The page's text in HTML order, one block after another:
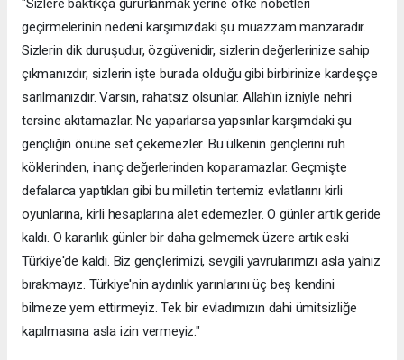
"Sizlere baktıkça gururlanmak yerine öfke nöbetleri
geçirmelerinin nedeni karşımızdaki şu muazzam manzaradır.
Sizlerin dik duruşudur, özgüvenidir, sizlerin değerlerinize sahip
çıkmanızdır, sizlerin işte burada olduğu gibi birbirinize kardeşçe
sarılmanızdır. Varsın, rahatsız olsunlar. Allah'ın izniyle nehri
tersine akıtamazlar. Ne yaparlarsa yapsınlar karşımdaki şu
gençliğin önüne set çekemezler. Bu ülkenin gençlerini ruh
köklerinden, inanç değerlerinden koparamazlar. Geçmişte
defalarca yaptıkları gibi bu milletin tertemiz evlatlarını kirli
oyunlarına, kirli hesaplarına alet edemezler. O günler artık geride
kaldı. O karanlık günler bir daha gelmemek üzere artık eski
Türkiye'de kaldı. Biz gençlerimizi, sevgili yavrularımızı asla yalnız
bırakmayız. Türkiye'nin aydınlık yarınlarını üç beş kendini
bilmeze yem ettirmeyiz. Tek bir evladımızın dahi ümitsizliğe
kapılmasına asla izin vermeyiz."